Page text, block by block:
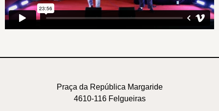
Praça da República Margaride
4610-116 Felgueiras